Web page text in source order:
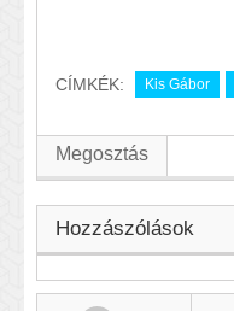
CÍMKÉK: Kis Gábor
Megosztás
Hozzászólások